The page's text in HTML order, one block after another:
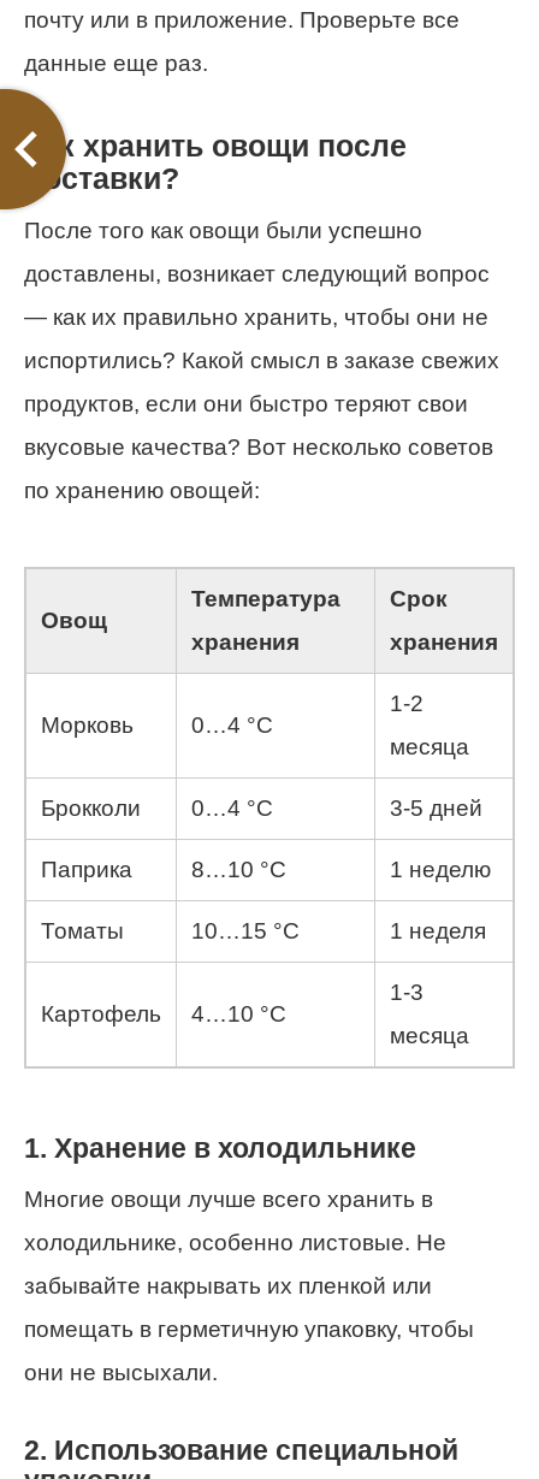
почту или в приложение. Проверьте все
данные еще раз.
Как хранить овощи после
доставки?
После того как овощи были успешно
доставлены, возникает следующий вопрос
— как их правильно хранить, чтобы они не
испортились? Какой смысл в заказе свежих
продуктов, если они быстро теряют свои
вкусовые качества? Вот несколько советов
по хранению овощей:
Овощ
Температура
хранения
Срок
хранения
Морковь 0…4 °C
1-2
месяца
Брокколи 0…4 °C 3-5 дней
Паприка 8…10 °C 1 неделю
Томаты 10…15 °C 1 неделя
Картофель 4…10 °C
1-3
месяца
1. Хранение в холодильнике
Многие овощи лучше всего хранить в
холодильнике, особенно листовые. Не
забывайте накрывать их пленкой или
помещать в герметичную упаковку, чтобы
они не высыхали.
2. Использование специальной